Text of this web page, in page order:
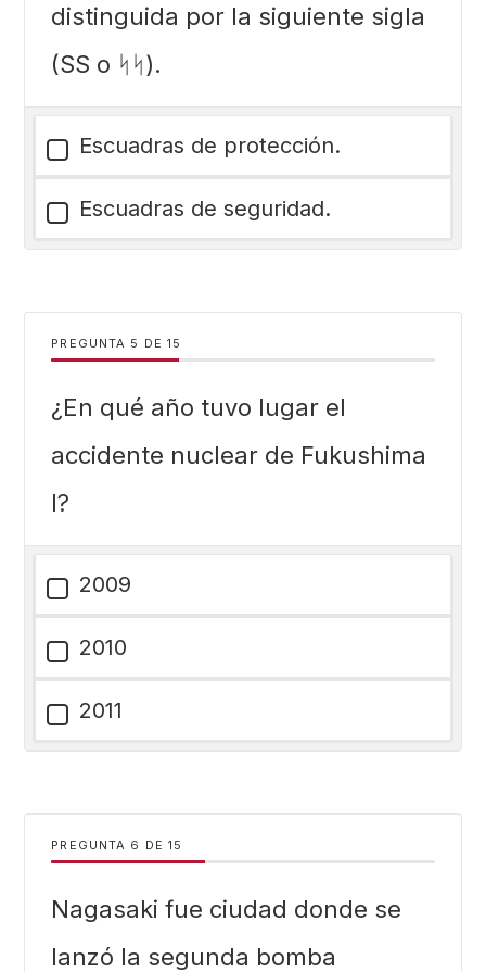
distinguida por la siguiente sigla
(SS o ᛋᛋ).
Escuadras de protección.
Escuadras de seguridad.
PREGUNTA DE 15
¿En qué año tuvo lugar el
accidente nuclear de Fukushima
I?
2009
2010
2011
PREGUNTA DE 15
Nagasaki fue ciudad donde se
lanzó la segunda bomba